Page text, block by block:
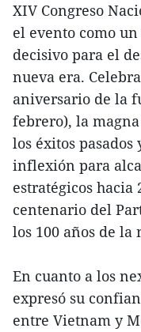
XIV Congreso
el evento como
decisivo para el
nueva era.
aniversario de la
febrero), la
los éxitos
inflexión para
estratégicos hacia
centenario del
los 100 años de la
En cuanto a los
expresó su
entre Vietnam y